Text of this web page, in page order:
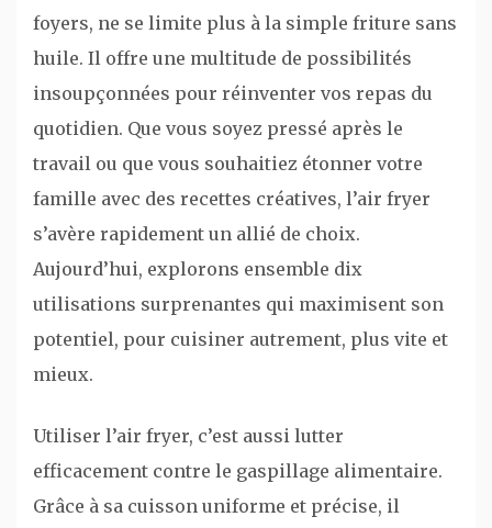
foyers, ne se limite plus à la simple friture sans
huile. Il offre une multitude de possibilités
insoupçonnées pour réinventer vos repas du
quotidien. Que vous soyez pressé après le
travail ou que vous souhaitiez étonner votre
famille avec des recettes créatives, l’air fryer
s’avère rapidement un allié de choix.
Aujourd’hui, explorons ensemble dix
utilisations surprenantes qui maximisent son
potentiel, pour cuisiner autrement, plus vite et
mieux.
Utiliser l’air fryer, c’est aussi lutter
efficacement contre le gaspillage alimentaire.
Grâce à sa cuisson uniforme et précise, il